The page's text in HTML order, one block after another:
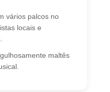
vários palcos no
locais e
maltês